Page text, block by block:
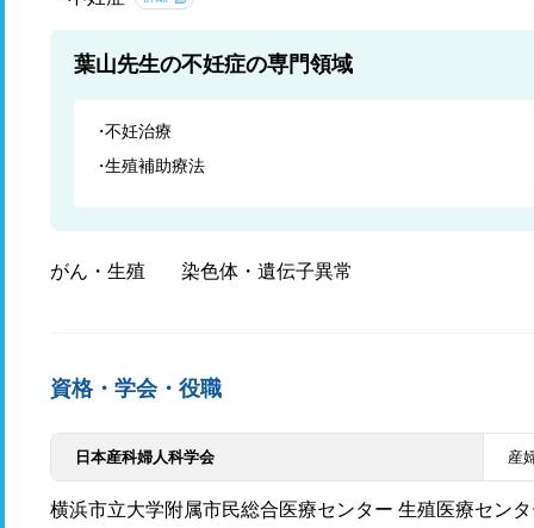
葉山先生の不妊症の専門領域
不妊治療
生殖補助療法
がん・生殖 染色体・遺伝子異常
資格・学会・役職
日本産科婦人科学会 産
横浜市立大学附属市民総合医療センター 生殖医療セン